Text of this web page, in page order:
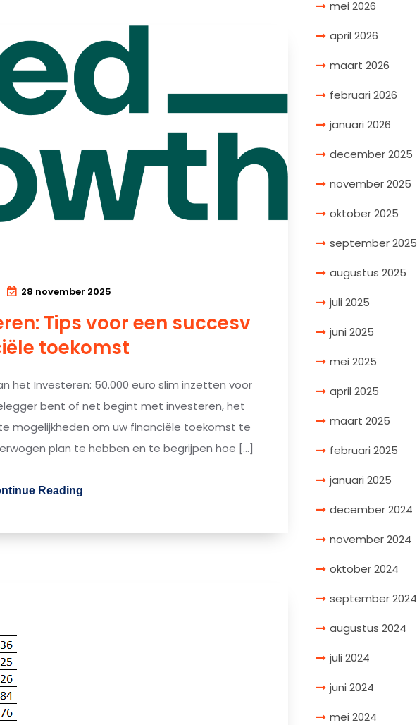
28 november 2025
Tips voor een succesv
toekomst
het Investeren: 50.000 euro slim inzetten voor
bent of net begint met investeren, het
mogelijkheden om uw financiële toekomst te
plan te hebben en te begrijpen hoe […]
Reading
mei 2026
april 2026
maart 2026
februari 2026
januari 2026
december 2025
november 2025
oktober 2025
september 2025
augustus 2025
juli 2025
juni 2025
mei 2025
april 2025
maart 2025
februari 2025
januari 2025
december 2024
november 2024
oktober 2024
september 2024
augustus 2024
juli 2024
juni 2024
mei 2024